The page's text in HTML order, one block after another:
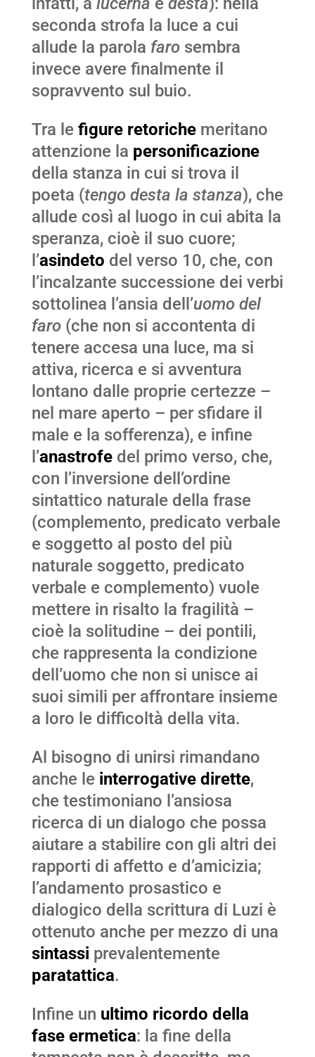
seconda strofa la luce a cui
allude la parola farosembra
invece avere finalmente il
sopravvento sul buio.
Tra le figure retorichemeritano
attenzione la personificazione
della stanza in cui si trova il
poeta (tengo desta la stanza), che
allude così al luogo in cui abita la
speranza, cioè il suo cuore;
l’asindeto del verso 10, che, con
l’incalzante successione dei verbi
sottolinea l’ansia dell’uomo del
faro(che non si accontenta di
tenere accesa una luce, ma si
attiva, ricerca e si avventura
lontano dalle proprie certezze –
nel mare aperto – per sfidare il
male e la sofferenza), e infine
l’anastrofedel primo verso, che,
con l’inversione dell’ordine
sintattico naturale della frase
(complemento, predicato verbale
e soggetto al posto del più
naturale soggetto, predicato
verbale e complemento) vuole
mettere in risalto la fragilità –
cioè la solitudine – dei pontili,
che rappresenta la condizione
dell’uomo che non si unisce ai
suoi simili per affrontare insieme
a loro le difficoltà della vita.
Al bisogno di unirsi rimandano
anche le interrogative dirette,
che testimoniano l’ansiosa
ricerca di un dialogo che possa
aiutare a stabilire con gli altri dei
rapporti di affetto e d’amicizia;
l’andamento prosastico e
dialogico della scrittura di Luzi è
ottenuto anche per mezzo di una
sintassi prevalentemente
paratattica.
Infine un ultimo ricordo della
fase ermetica: la fine della